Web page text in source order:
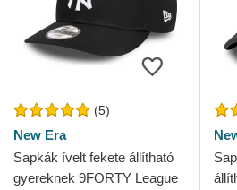
(5)
New Era
Sapkák ívelt fekete állítható
gyereknek 9FORTY League